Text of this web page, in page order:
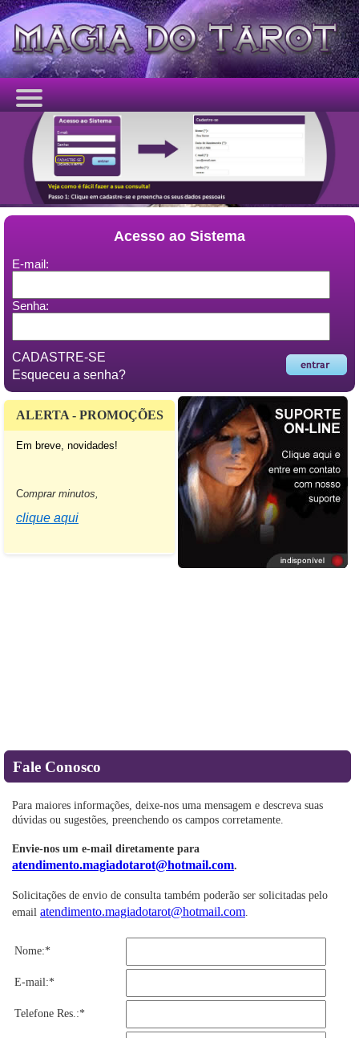
Acesso ao Sistema
E-mail:
Senha:
CADASTRE-SE
Esqueceu a senha?
ALERTA - PROMOÇÕES
Em breve, novidades!
Comprar minutos,
clique aqui
Fale Conosco
Para maiores informações, deixe-nos uma mensagem e descreva suas
dúvidas ou sugestões, preenchendo os campos corretamente.
Envie-nos um e-mail diretamente para
atendimento.magiadotarot@hotmail.com.
Solicitações de envio de consulta também poderão ser solicitadas pelo
email atendimento.magiadotarot@hotmail.com.
Nome:*
E-mail:*
Telefone Res.:*